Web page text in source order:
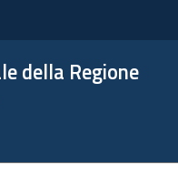
della Regione